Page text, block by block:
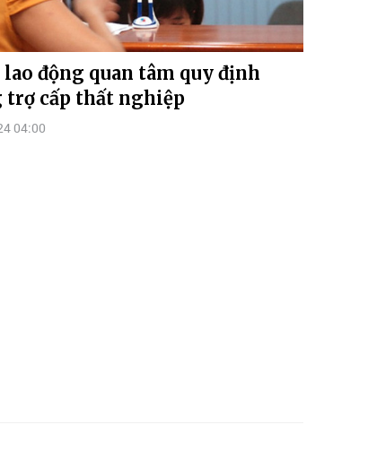
động quan tâm quy định
trợ cấp thất nghiệp
04:00